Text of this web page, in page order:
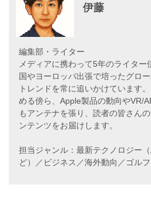
伊藤
編集部・ライター
メディアに携わって5年のライター
国やヨーロッパ出張で培ったグロ
トレンドを常に追いかけています
める傍ら、Apple製品の動向やVR/
もアンテナを張り、読者の皆さん
ンテンツをお届けします。
担当ジャンル：最新テクノロジー
ど）／ビジネス／海外動向／ゴルフ